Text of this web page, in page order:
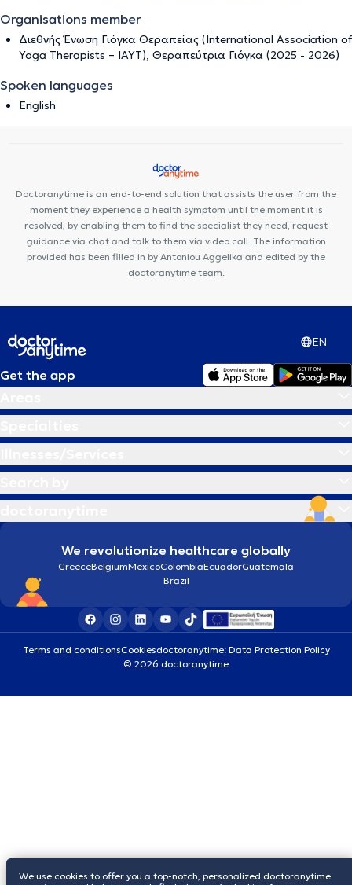
Organisations member
Διεθνής Ένωση Γιόγκα Θεραπείας (International Association of
Yoga Therapists – IAYT), Θεραπεύτρια Γιόγκα (2025 - 2026)
Spoken languages
English
Doctoranytime is an end-to-end solution that assists the user from the
moment they experience a health symptom until the moment it is
resolved, by enabling them to find the specialist they need, request
guidance via chat and talk to them via video call. The information
provided has been filled in by Antoniou Aggelika and edited by the
doctoranytime team.
EN
Get the app
We revolutionize healthcare globally
GreeceBelgiumMexicoColombiaEcuadorGuatemala
Brazil
Terms and conditionsCookiesdoctoranytime: Data Protection Policy
© 2026 doctoranytime
We use cookies to offer you a top-notch, personalized doctoranytime